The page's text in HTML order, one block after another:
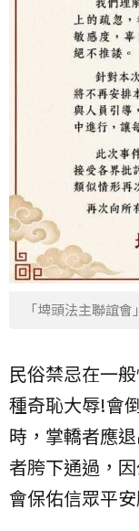
「埤頭法主聯誼
民俗禁忌在一
種奇恥大辱!會
時，掌轎者應
者胯下通過，
會保佑信眾平